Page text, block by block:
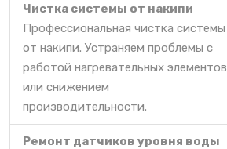
Чистка системы от накипи
Профессиональная чистка системы
от накипи. Устраняем проблемы с
работой нагревательных элементов
или снижением
производительности.
Ремонт датчиков уровня воды